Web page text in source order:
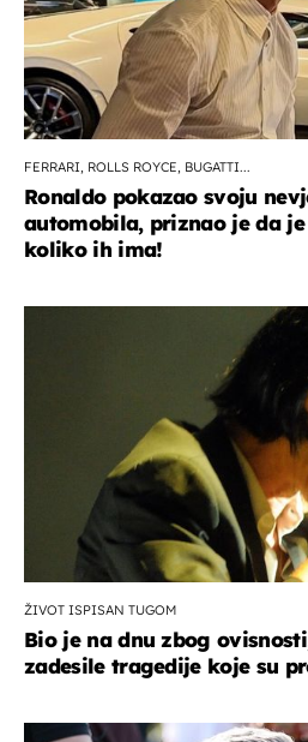
FERRARI, ROLLS ROYCE, BUGATTI...
Ronaldo pokazao svoju
automobila, priznao je da
koliko ih ima!
ŽIVOT ISPISAN TUGOM
Bio je na dnu zbog
zadesile tragedije koje su